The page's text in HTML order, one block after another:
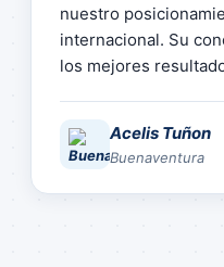
nuestro
internacional. Su
los mejores
Acelis Tuñon
Buenaventura